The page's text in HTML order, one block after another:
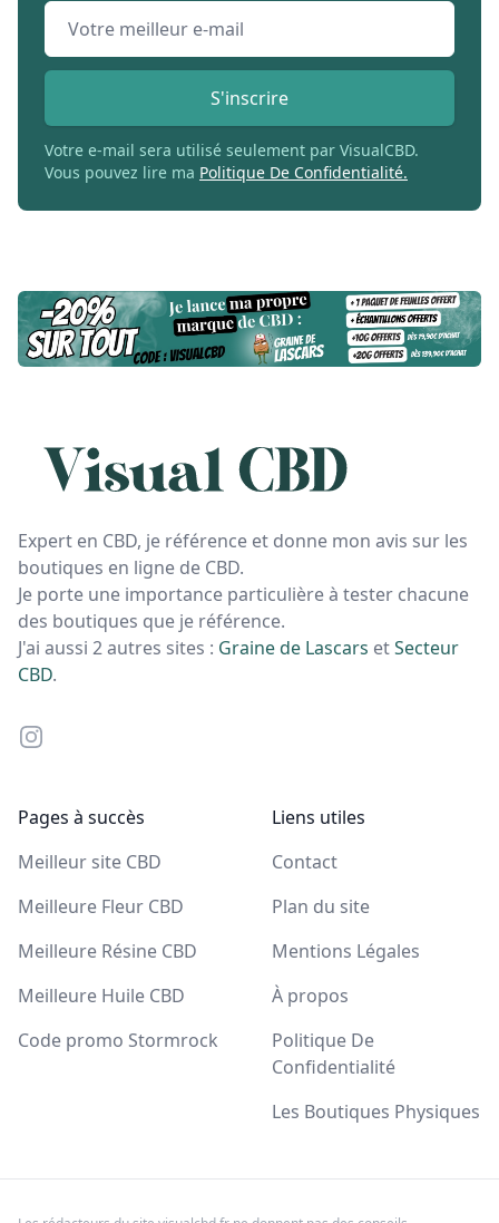
Email address
S'inscrire
Votre e-mail sera utilisé seulement par VisualCBD.
Vous pouvez lire ma Politique De Confidentialité.
Expert en CBD, je référence et donne mon avis sur les
boutiques en ligne de CBD.
Je porte une importance particulière à tester chacune
des boutiques que je référence.
J'ai aussi 2 autres sites : Graine de Lascars etSecteur
CBD.
Instagram
Pages à succès
Meilleur site CBD
Meilleure Fleur CBD
Meilleure Résine CBD
Meilleure Huile CBD
Code promo Stormrock
Liens utiles
Contact
Plan du site
Mentions Légales
À propos
Politique De
Confidentialité
Les Boutiques Physiques